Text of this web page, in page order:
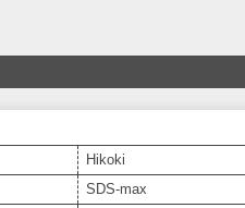
Hikoki
SDS-max